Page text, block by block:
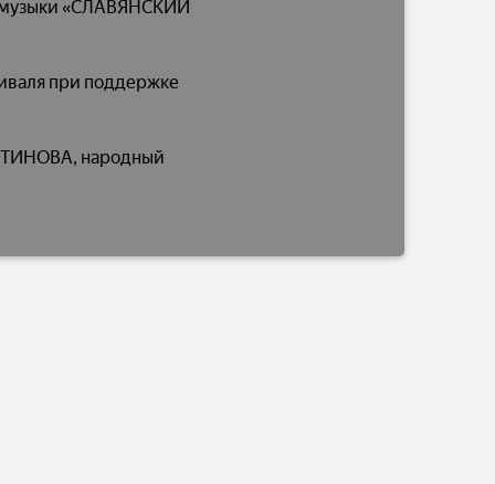
музыки «СЛАВЯНСКИЙ
при поддержке
народный